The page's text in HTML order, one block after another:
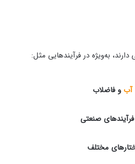
به‌ویژه در فرآیندهایی مثل:
آب و فاضلاب
صنعتی
مختلف